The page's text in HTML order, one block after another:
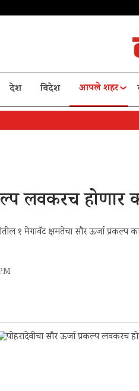
देश विदेश आपले शहर
लवकरच होणार
क्षमतेचा सौर ऊर्जा प्रकल्प